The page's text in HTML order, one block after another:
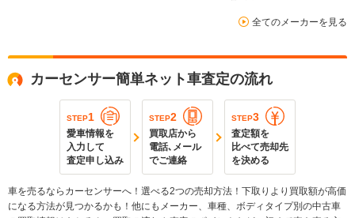
全てのメーカーを見る
カーセンサー簡単ネット車査定の流れ
STEP1
愛車情報を
入力して
査定申し込み
STEP2
買取店から
電話､メール
でご連絡
STEP3
査定額を
比べて売却先
を決める
車を売るならカーセンサーへ！選べる2つの売却方法！下取りより買取額が高価
になる方法が見つかるかも！他にもメーカー、車種、ボディタイプ別の中古車